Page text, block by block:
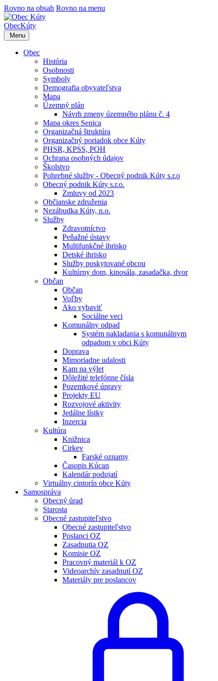
Rovno na obsah Rovno na menu
ObecKúty
Menu
Obec
História
Osobnosti
Symboly
Demografia obyvateľstva
Mapa
Územný plán
Návrh zmeny územného plánu č. 4
Mapa okres Senica
Organizačná štruktúra
Organizačný poriadok obce Kúty
PHSR, KPSS, POH
Ochrana osobných údajov
Školstvo
Pohrebné služby - Obecný podnik Kúty s.r.o
Obecný podnik Kúty s.r.o.
Zmluvy od 2023
Občianske združenia
Nezábudka Kúty, n.o.
Služby
Zdravotníctvo
Peňažné ústavy
Multifunkčné ihrisko
Detské ihrisko
Služby poskytované obcou
Kultúrny dom, kinosála, zasadačka, dvor
Občan
Občan
Voľby
Ako vybaviť
Sociálne veci
Komunálny odpad
Systém nakladania s komunálnym
odpadom v obci Kúty
Doprava
Mimoriadne udalosti
Kam na výlet
Dôležité telefónne čísla
Pozemkové úpravy
Projekty EU
Rozvojové aktivity
Jedálne lístky
Inzercia
Kultúra
Knižnica
Cirkev
Farské oznamy
Časopis Kúcan
Kalendár podujatí
Virtuálny cintorín obce Kúty
Samospráva
Obecný úrad
Starosta
Obecné zastupiteľstvo
Obecné zastupiteľstvo
Poslanci OZ
Zasadnutia OZ
Komisie OZ
Pracovný materiál k OZ
Videoarchív zasadnutí OZ
Materiály pre poslancov